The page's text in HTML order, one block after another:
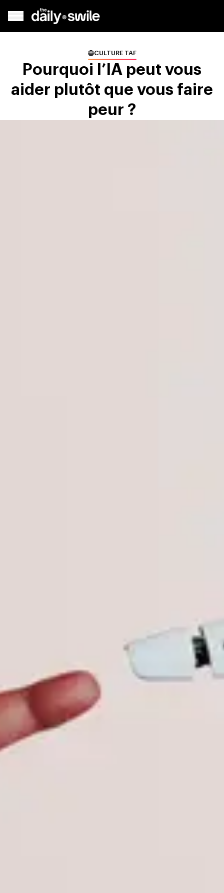
CULTURE TAF
Pourquoi l’IA peut vous
aider plutôt que vous faire
peur ?